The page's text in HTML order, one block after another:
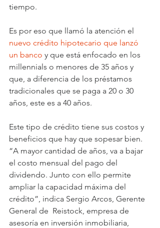
tiempo.
Es por eso que llamó la atención el
nuevo crédito hipotecario que lanzó
un banco y que está enfocado en los
millennials o menores de 35 años y
que, a diferencia de los préstamos
tradicionales que se paga a 20 o 30
años, este es a 40 años.
Este tipo de crédito tiene sus costos y
beneficios que hay que sopesar bien.
“A mayor cantidad de años, va a bajar
el costo mensual del pago del
dividendo. Junto con ello permite
ampliar la capacidad máxima del
crédito”, indica Sergio Arcos, Gerente
General de  Reistock, empresa de
asesoría en inversión inmobiliaria,